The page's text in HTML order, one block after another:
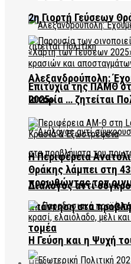
Αλεξανδρούπολη:
Ιστορία … ζητείται
Διάλογος αντί
απάντηση στα
τομέα
2η Γιορτή Γεύσεων
Επιτυχία της ΠΑΜΘ
2025»
Η Περιφέρεια
Θράκης λάμπει στη
προωθώντας τον
Η Γεύση και η Ψυχή